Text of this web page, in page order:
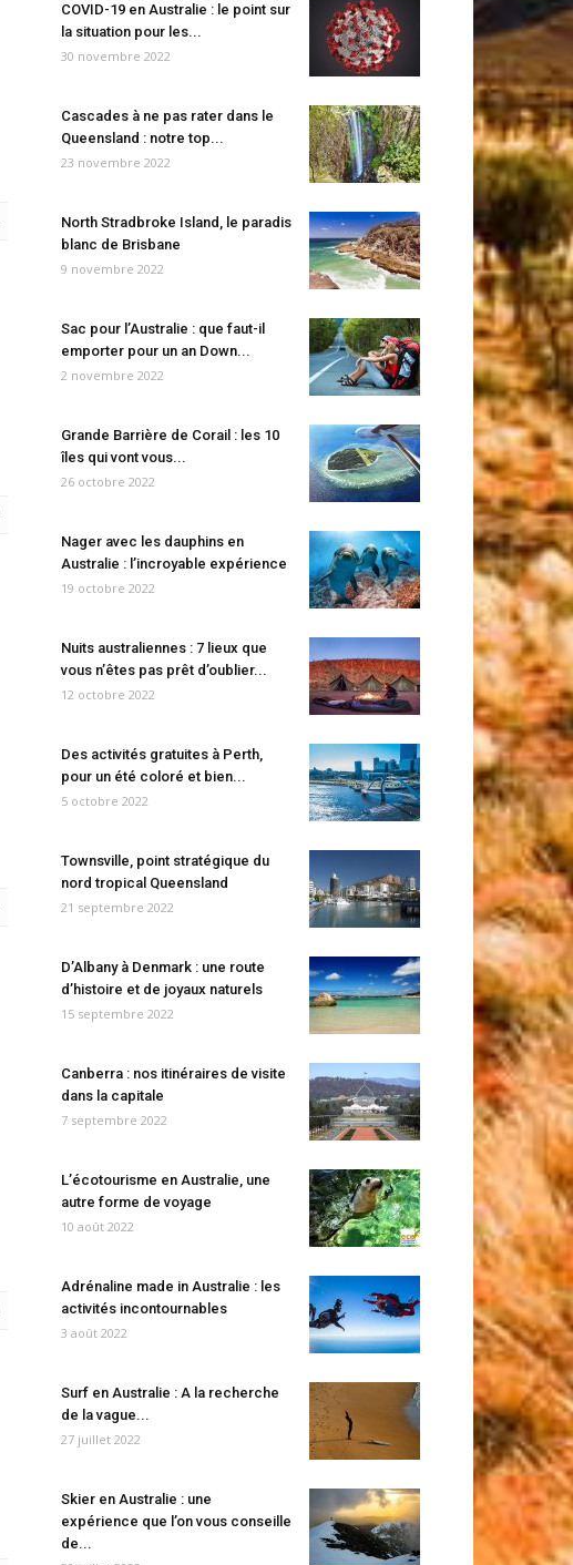
COVID-19 en Australie : le point sur
la situation pour les...
30 novembre 2022
Cascades à ne pas rater dans le
Queensland : notre top...
23 novembre 2022
North Stradbroke Island, le paradis
blanc de Brisbane
9 novembre 2022
Sac pour l’Australie : que faut-il
emporter pour un an Down...
2 novembre 2022
Grande Barrière de Corail : les 10
îles qui vont vous...
26 octobre 2022
Nager avec les dauphins en
Australie : l’incroyable expérience
19 octobre 2022
Nuits australiennes : 7 lieux que
vous n’êtes pas prêt d’oublier...
12 octobre 2022
Des activités gratuites à Perth,
pour un été coloré et bien...
5 octobre 2022
Townsville, point stratégique du
nord tropical Queensland
21 septembre 2022
D’Albany à Denmark : une route
d’histoire et de joyaux naturels
15 septembre 2022
Canberra : nos itinéraires de visite
dans la capitale
7 septembre 2022
L’écotourisme en Australie, une
autre forme de voyage
10 août 2022
Adrénaline made in Australie : les
activités incontournables
3 août 2022
Surf en Australie : A la recherche
de la vague...
27 juillet 2022
Skier en Australie : une
expérience que l’on vous conseille
de...